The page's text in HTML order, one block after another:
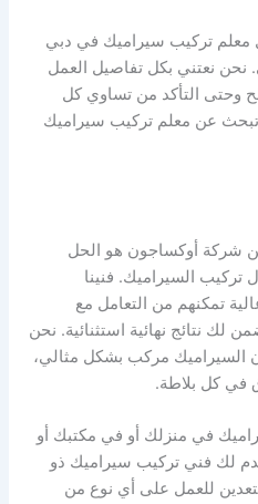
تركيب سيراميك في دبي
نحن نعتني بكل تفاصيل العمل
وحتى التأكد من تساوي كل
عن معلم تركيب سيراميك
شركة أوكساجون هو الحل
تركيب السيراميك. فنينا
تمكنهم من التعامل مع
لك نتائج نهائية استثنائية. نحن
السيراميك مركب بشكل مثالي،
في كل بلاطة.
في منزلك أو في مكتبك أو
لك فني تركيب سيراميك ذو
للعمل على أي نوع من